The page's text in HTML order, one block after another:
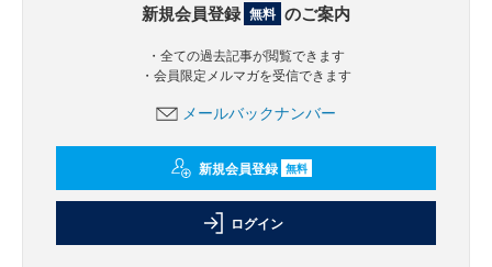
新規会員登録 無料 のご案内
・全ての過去記事が閲覧できます
・会員限定メルマガを受信できます
メールバックナンバー
新規会員登録 無料
ログイン